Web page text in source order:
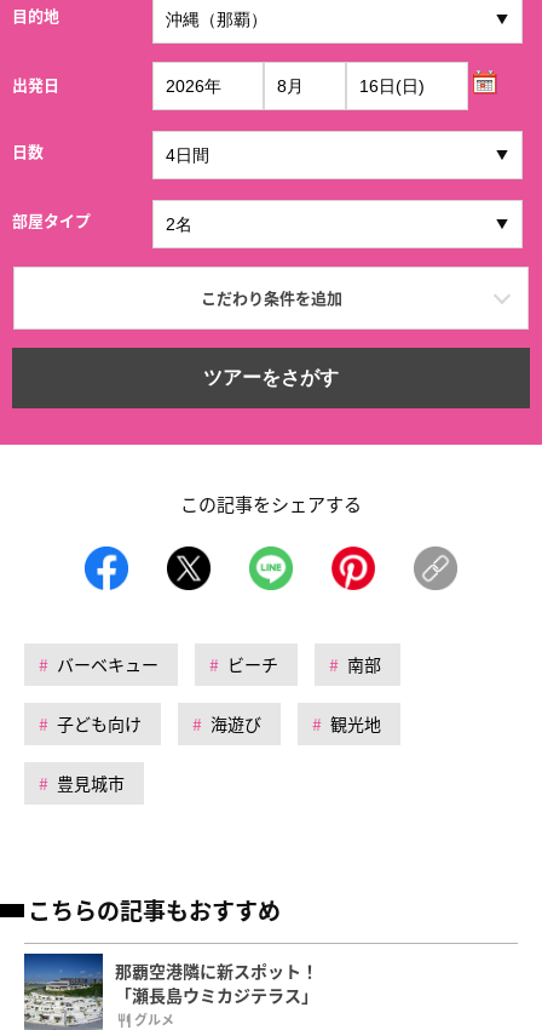
目的地
出発日
日数
部屋タイプ
こだわり条件を追加
ツアーをさがす
この記事をシェアする
バーベキュー ビーチ 南部
子ども向け 海遊び 観光地
豊見城市
こちらの記事もおすすめ
那覇空港隣に新スポット！
「瀬長島ウミカジテラス」
グルメ